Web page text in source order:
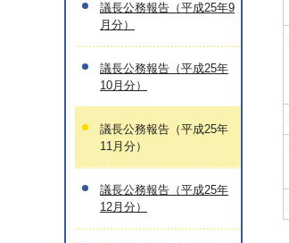
議長公務報告（平成25年9
月分）
議長公務報告（平成25年
10月分）
議長公務報告（平成25年
11月分）
議長公務報告（平成25年
12月分）